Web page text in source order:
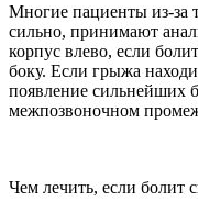
Многие пациенты из-за
сильно, принимают
корпус влево, если
боку. Если грыжа
появление сильнейших
межпозвоночном
Чем лечить, если болит